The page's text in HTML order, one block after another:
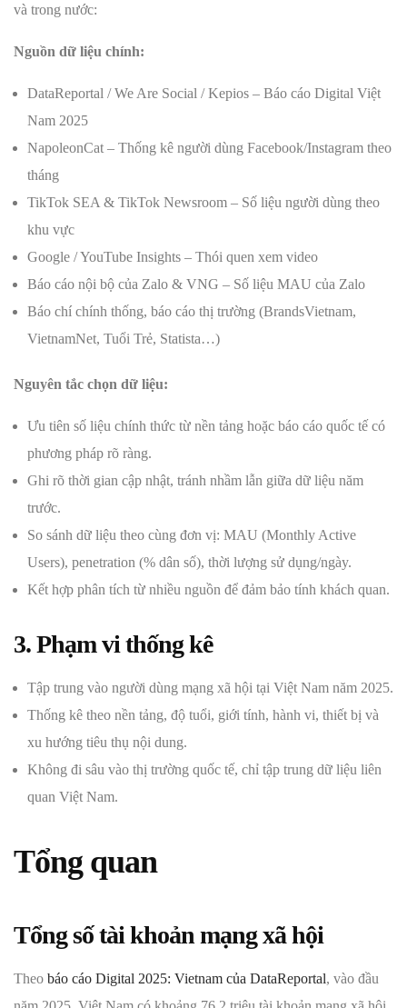
và trong nước:
Nguồn dữ liệu chính:
DataReportal / We Are Social / Kepios – Báo cáo Digital Việt
Nam 2025
NapoleonCat – Thống kê người dùng Facebook/Instagram theo
tháng
TikTok SEA & TikTok Newsroom – Số liệu người dùng theo
khu vực
Google / YouTube Insights – Thói quen xem video
Báo cáo nội bộ của Zalo & VNG – Số liệu MAU của Zalo
Báo chí chính thống, báo cáo thị trường (BrandsVietnam,
VietnamNet, Tuổi Trẻ, Statista…)
Nguyên tắc chọn dữ liệu:
Ưu tiên số liệu chính thức từ nền tảng hoặc báo cáo quốc tế có
phương pháp rõ ràng.
Ghi rõ thời gian cập nhật, tránh nhầm lẫn giữa dữ liệu năm
trước.
So sánh dữ liệu theo cùng đơn vị: MAU (Monthly Active
Users), penetration (% dân số), thời lượng sử dụng/ngày.
Kết hợp phân tích từ nhiều nguồn để đảm bảo tính khách quan.
3. Phạm vi thống kê
Tập trung vào người dùng mạng xã hội tại Việt Nam năm 2025.
Thống kê theo nền tảng, độ tuổi, giới tính, hành vi, thiết bị và
xu hướng tiêu thụ nội dung.
Không đi sâu vào thị trường quốc tế, chỉ tập trung dữ liệu liên
quan Việt Nam.
Tổng quan
Tổng số tài khoản mạng xã hội
Theo báo cáo Digital 2025: Vietnam của DataReportal, vào đầu